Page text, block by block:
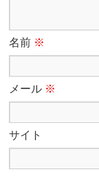
名前 ※
メール ※
サイト